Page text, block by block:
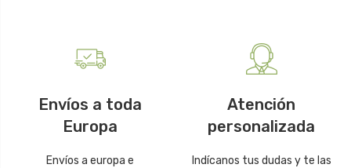
Envíos a toda
Europa
Envíos a europa e
Atención
personalizada
Indícanos tus dudas y te las